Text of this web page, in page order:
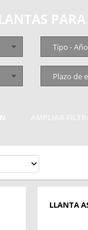
Tipo - Año
Plazo de
LLANTA